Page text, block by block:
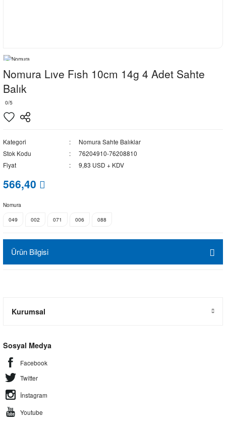
Nomura Lıve Fısh 10cm 14g 4 Adet Sahte
Balık
0/5
Kategori
Nomura Sahte Balıklar
Stok Kodu
76204910-76208810
Fiyat
9,83 USD + KDV
566,40
Nomura
049
002 071 006 088
Ürün Bilgisi
Kurumsal
Sosyal Medya
Facebook
Twitter
İnstagram
Youtube